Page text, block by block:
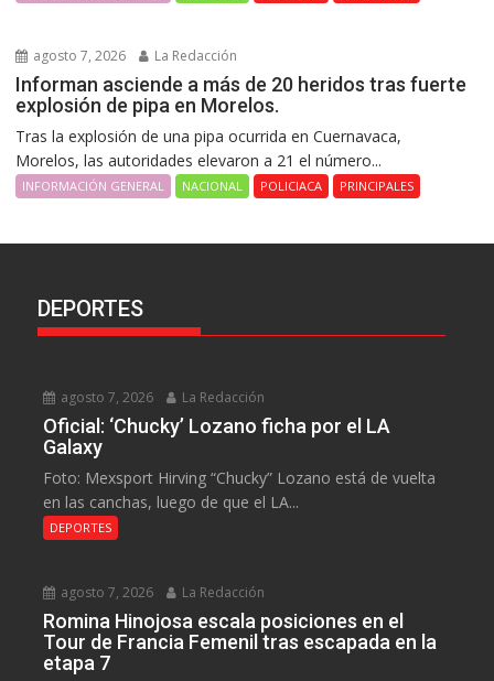
agosto 7, 2026 La Redacción
Informan asciende a más de 20 heridos tras fuerte
explosión de pipa en Morelos.
Tras la explosión de una pipa ocurrida en Cuernavaca,
Morelos, las autoridades elevaron a 21 el número...
INFORMACIÓN GENERAL NACIONAL POLICIACA PRINCIPALES
DEPORTES
agosto 7, 2026 La Redacción
Oficial: ‘Chucky’ Lozano ficha por el LA
Galaxy
Foto: Mexsport Hirving “Chucky” Lozano está de vuelta
en las canchas, luego de que el LA...
DEPORTES
agosto 7, 2026 La Redacción
Romina Hinojosa escala posiciones en el
Tour de Francia Femenil tras escapada en la
etapa 7